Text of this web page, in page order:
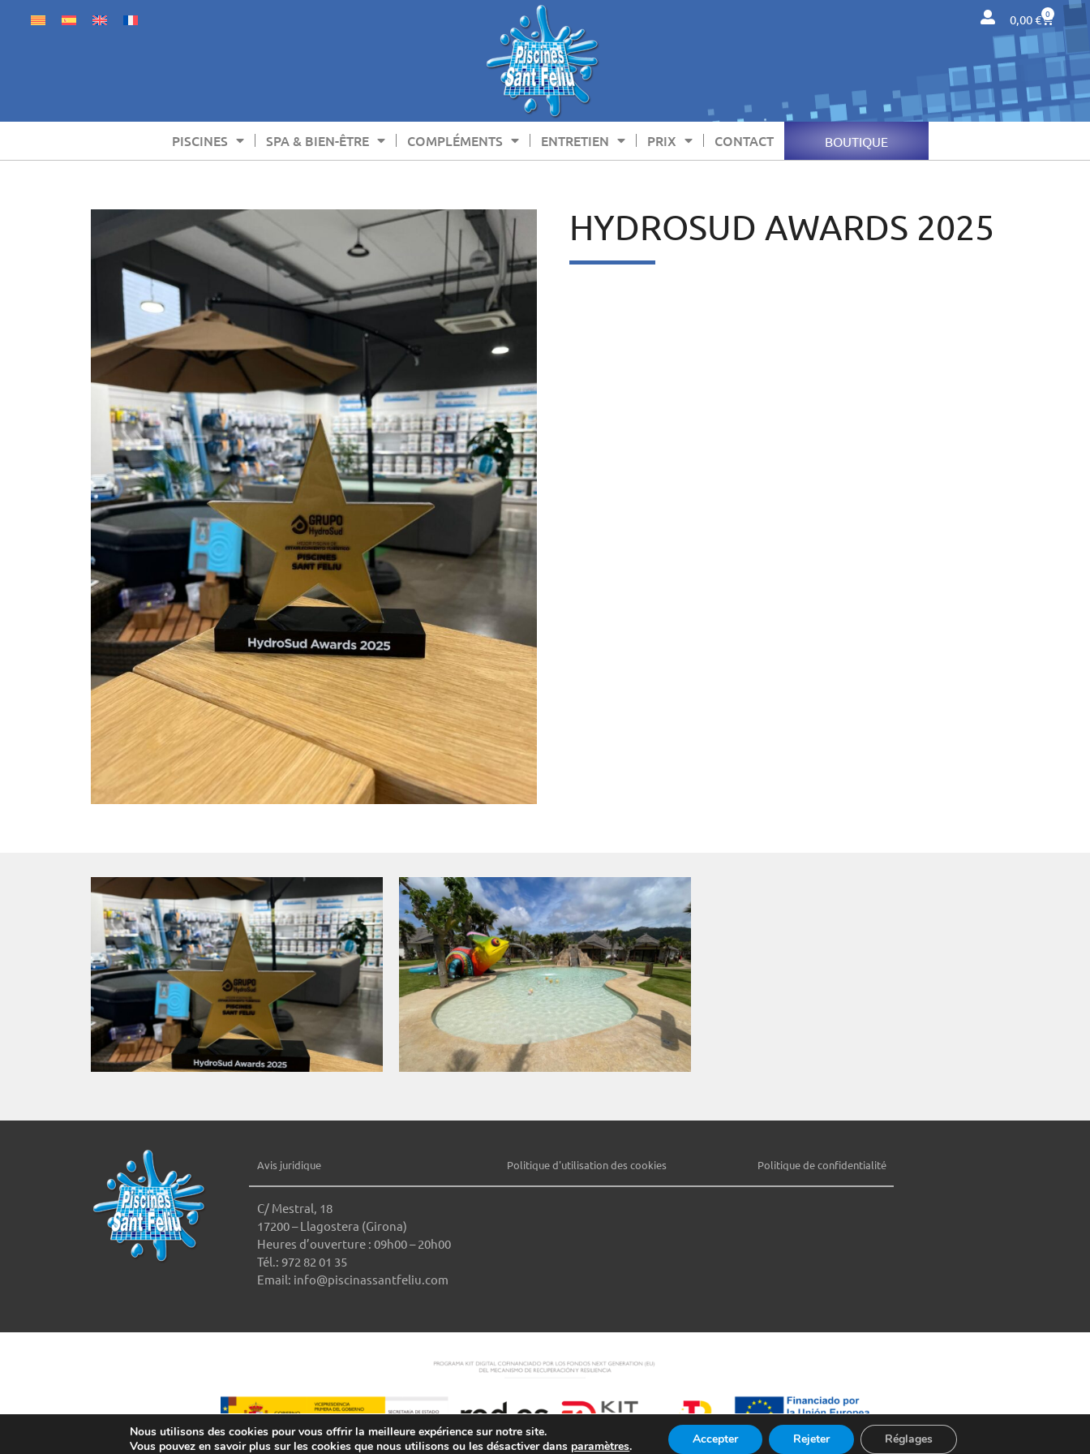
0,00€ 0
PISCINES SPA & BIEN-ÊTRE COMPLÉMENTS ENTRETIEN PRIX CONTACT BOUTIQUE
HYDROSUD AWARDS 2025
Avis juridique Politique d'utilisation des cookies Politique de confidentialité
C/ Mestral, 18
17200 – Llagostera (Girona)
Heures d’ouverture : 09h00 – 20h00
Tél.: 972 82 01 35
Email: info@piscinassantfeliu.com
Nous utilisons des cookies pour vous offrir la meilleure expérience sur notre site.
Vous pouvez en savoir plus sur les cookies que nous utilisons ou les désactiver dans paramètres. Accepter Rejeter Réglages